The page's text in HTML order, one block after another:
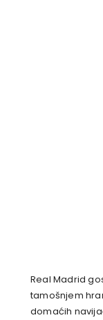
Real Madrid
tamošnjem
domaćih